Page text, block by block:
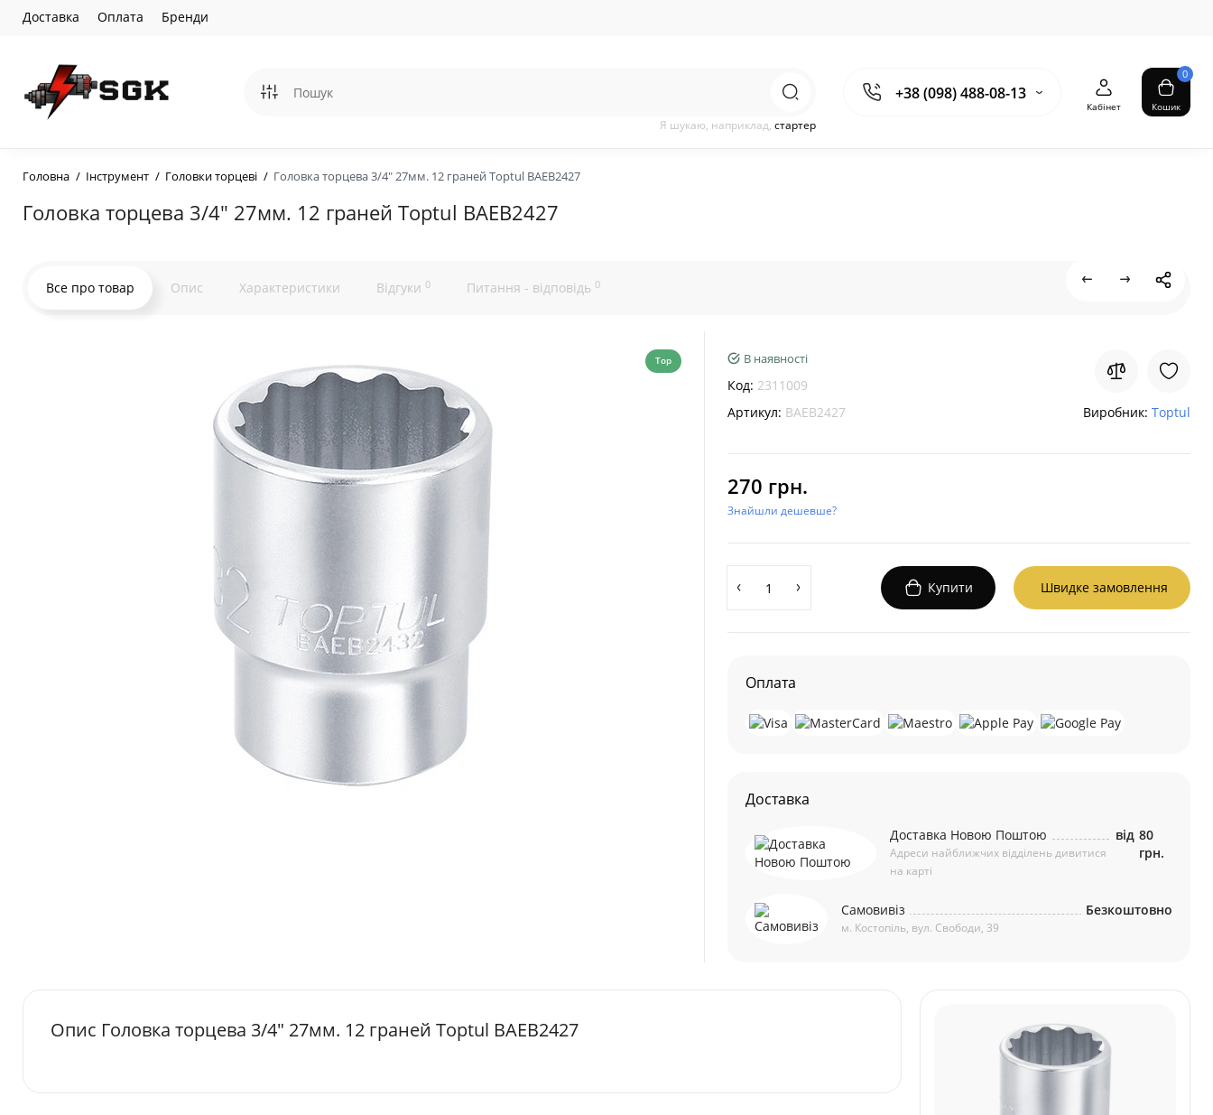
Доставка Оплата Бренди
+38 (098) 488-08-13
Я шукаю, наприклад, стартер
Кабінет
0
Кошик
Головна Інструмент Головки торцеві Головка торцева 3/4" 27мм. 12 граней Toptul BAEB2427
Головка торцева 3/4" 27мм. 12 граней Toptul BAEB2427
Все про товар Опис Характеристики Відгуки 0 Питання - відповідь 0
Top В наявності
Код: 2311009
Артикул: BAEB2427 Виробник: Toptul
270 грн.
Знайшли дешевше?
Купити Швидке замовлення
Оплата
Доставка
Доставка Новою Поштою
Адреси найближчих відділень дивитися
на карті
від 80
грн.
Самовивіз
м. Костопіль, вул. Свободи, 39
Безкоштовно
Опис Головка торцева 3/4" 27мм. 12 граней Toptul BAEB2427